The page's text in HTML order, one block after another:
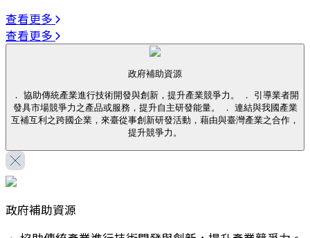
查看更多
查看更多
政府補助資源
． 協助傳統產業進行技術開發與創新，提升產業競爭力。 ． 引導業者開
發具市場競爭力之產品或服務，提升自主研發能量。 ． 連結與我國產業
互補互利之跨國企業，來臺從事創新研發活動，藉由與臺灣產業之合作，
提升競爭力。
政府補助資源